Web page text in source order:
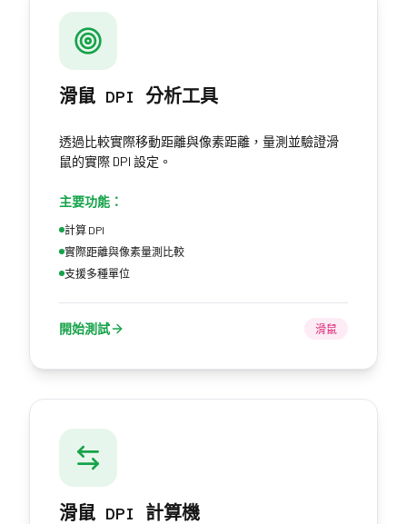
滑鼠 DPI 分析工具
透過比較實際移動距離與像素距離，量測並驗證滑
鼠的實際 DPI 設定。
主要功能：
計算 DPI
實際距離與像素量測比較
支援多種單位
開始測試 滑鼠
滑鼠 DPI 計算機